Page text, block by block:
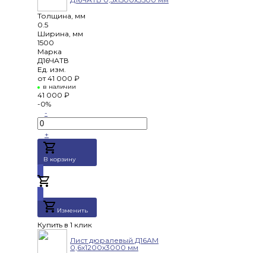
Толщина, мм
0.5
Ширина, мм
1500
Марка
Д16ЧАТВ
Ед. изм.
от 41 000 ₽
в наличии
41 000 ₽
-0%
-
+
В корзину
Изменить
Купить в 1 клик
Лист дюралевый Д16АМ
0,6х1200х3000 мм